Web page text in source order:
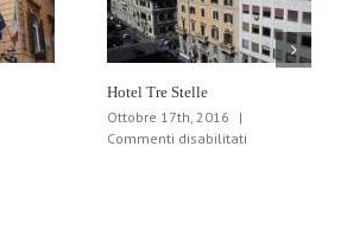
Hotel Tre Stelle
Ottobre 17th, 2016
|
Commenti disabilitati